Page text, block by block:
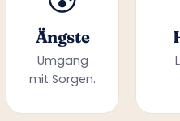
Ängste
Umgang
mit Sorgen.